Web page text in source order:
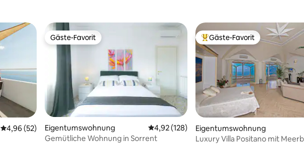
Durchschnittliche Bewertung: 4,96 von 5, 52 Bewertungen
4,96 (52)
Gäste-Favorit
Gäste-Favorit
Eigentumswohnung Durchschnittliche Bewertung: 4,92 von 5,
4,92 (128)
Gemütliche Wohnung in Sorrent
Beliebter Gäste-Favorit.
Gäste-Favorit
Eigentumswohnung
Luxury Villa Positano mit